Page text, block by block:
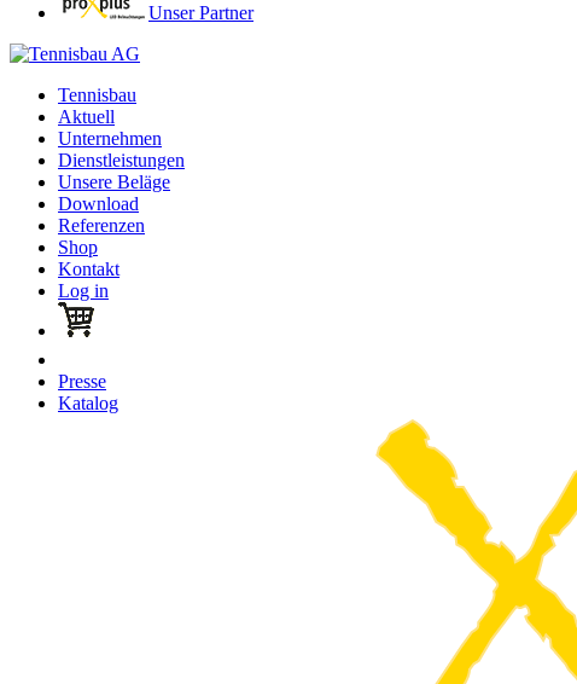
Unser Partner
Tennisbau
Aktuell
Unternehmen
Dienstleistungen
Unsere Beläge
Download
Referenzen
Shop
Kontakt
Log in
Presse
Katalog